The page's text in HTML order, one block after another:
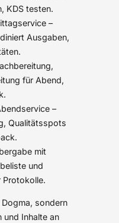
KDS testen.
–
Ausgaben,
für Abend,
–
Qualitätsspots
mit
und
Protokolle.
sondern
und Inhalte an